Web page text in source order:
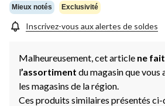
même
page.
Mieux notés Exclusivité
Inscrivez-vous aux alertes de soldes
Malheureusement, cet article ne
l’assortiment du magasin que vous
les magasins de la région.
Ces produits similaires présentés